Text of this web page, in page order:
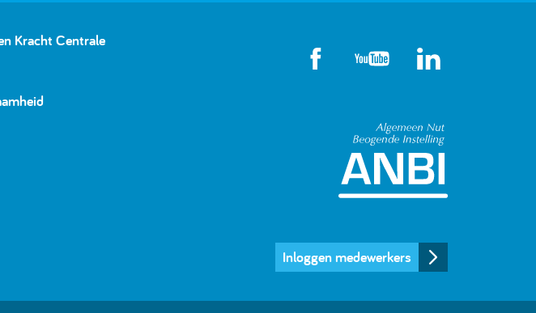
Kracht Centrale
Inloggen medewerkers